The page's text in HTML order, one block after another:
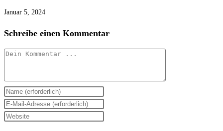
Januar 5, 2024
Schreibe einen Kommentar
Kommentieren
Gib
deinen
Namen
Gib
deine
Gib